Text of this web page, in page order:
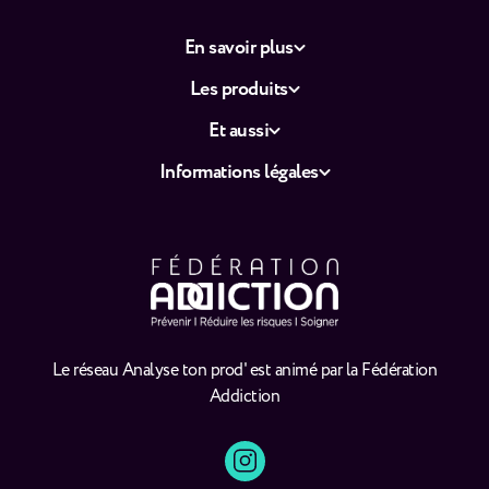
Le réseau Analyse ton prod' est animé par la Fédération
Addiction
En savoir plus
Les produits
Et aussi
Informations légales